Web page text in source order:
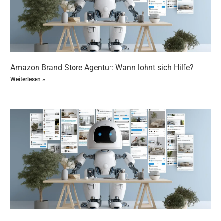
Halte Dich an die vorgegebenen Bildgrößen und
Formate, um eine optimale Darstellung
sicherzustellen.
Responsive Design: Dein Store sollte auf allen
Endgeräten, insbesondere Mobilgeräten, perfekt
Klare Navigation:Verwende eine intuitive
Menüstruktur, die Besucher schnell zu den
Aktionen prominent in Szene, um die
Aufmerksamkeit gezielt zu lenken.
4. Content und Storytelling
Hochwertige Produktbilder:Zeige Deine Produkte
aus verschiedenen Perspektiven und in Anwendung.
Videos integrieren:Produktvideos und
Markenvideos erhöhen die Verweildauer und das
Vertrauen.
Markenstory einbinden:Erzähle, was Deine Marke
Amazon Brand Store Agentur: Wann lohnt sich Hilfe?
Weiterlesen »